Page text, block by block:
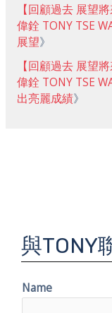
【回顧過去 展望
偉銓 TONY TSE
展望》
【回顧過去 展望
偉銓 TONY TSE
出亮麗成績》
與TONY
Name